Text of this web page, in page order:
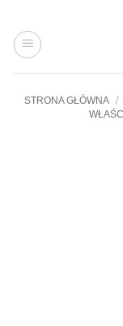
treści
STRONA GŁÓWNA /